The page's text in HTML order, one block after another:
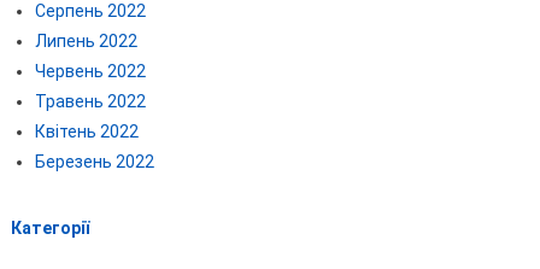
Серпень 2022
Липень 2022
Червень 2022
Травень 2022
Квітень 2022
Березень 2022
Категорії